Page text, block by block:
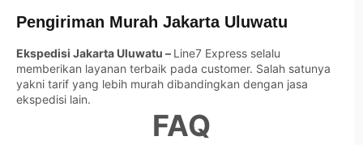
Pengiriman Murah Jakarta Uluwatu
Ekspedisi Jakarta Uluwatu – Line7 Express selalu
memberikan layanan terbaik pada customer. Salah satunya
yakni tarif yang lebih murah dibandingkan dengan jasa
ekspedisi lain.
FAQ